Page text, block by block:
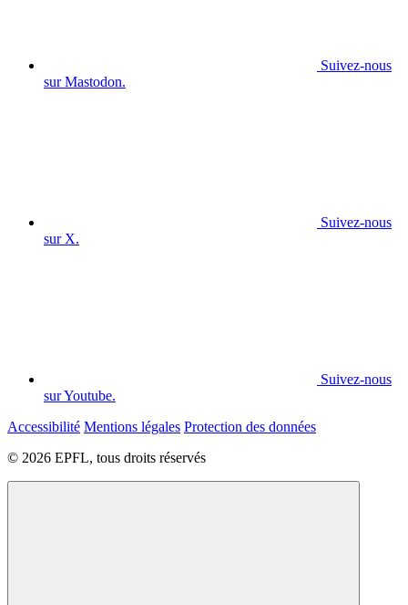
Suivez-nous
sur Mastodon.
Suivez-nous
sur X.
Suivez-nous
sur Youtube.
Accessibilité Mentions légales Protection des données
© 2026 EPFL, tous droits réservés